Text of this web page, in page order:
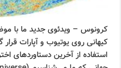
کرونوس – ویدئوی جدید ما با
کیهانی روی یوتیوب و آپارات
استفاده از آخرین دستاوردهای